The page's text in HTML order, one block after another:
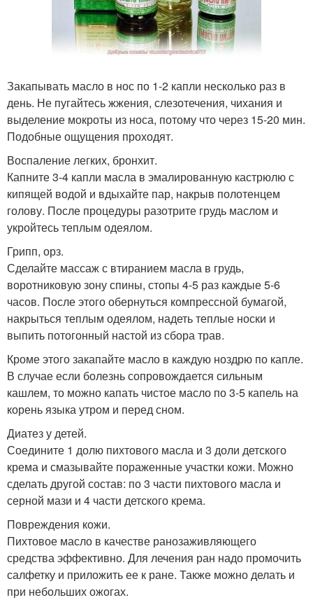
Закапывать масло в нос по 1-2 капли несколько раз в
день. Не пугайтесь жжения, слезотечения, чихания и
выделение мокроты из носа, потому что через 15-20 мин.
Подобные ощущения проходят.
Воспаление легких, бронхит.
Капните 3-4 капли масла в эмалированную кастрюлю с
кипящей водой и вдыхайте пар, накрыв полотенцем
голову. После процедуры разотрите грудь маслом и
укройтесь теплым одеялом.
Грипп, орз.
Сделайте массаж с втиранием масла в грудь,
воротниковую зону спины, стопы 4-5 раз каждые 5-6
часов. После этого обернуться компрессной бумагой,
накрыться теплым одеялом, надеть теплые носки и
выпить потогонный настой из сбора трав.
Кроме этого закапайте масло в каждую ноздрю по капле.
В случае если болезнь сопровождается сильным
кашлем, то можно капать чистое масло по 3-5 капель на
корень языка утром и перед сном.
Диатез у детей.
Соедините 1 долю пихтового масла и 3 доли детского
крема и смазывайте пораженные участки кожи. Можно
сделать другой состав: по 3 части пихтового масла и
серной мази и 4 части детского крема.
Повреждения кожи.
Пихтовое масло в качестве ранозаживляющего
средства эффективно. Для лечения ран надо промочить
салфетку и приложить ее к ране. Также можно делать и
при небольших ожогах.